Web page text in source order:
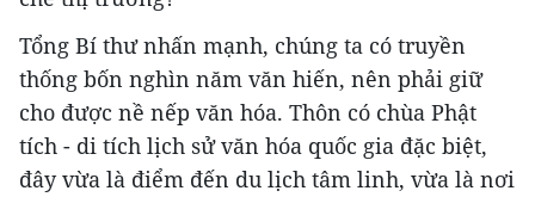
Tổng Bí thư nhấn mạnh, chúng ta có truyền
thống bốn nghìn năm văn hiến, nên phải giữ
cho được nề nếp văn hóa. Thôn có chùa Phật
tích - di tích lịch sử văn hóa quốc gia đặc biệt,
đây vừa là điểm đến du lịch tâm linh, vừa là nơi